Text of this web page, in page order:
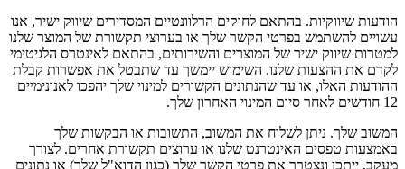
הודעות שיווקיות. בהתאם לחוקים הרלוונטיים המסדירים שיווק ישיר, אנו
עשויים להשתמש בפרטי הקשר שלך או בערוצי תקשורת של המוצר שלנו
למטרות שיווק ישיר של המוצרים והשירותים, בהתאם לאינטרס הלגיטימי
לקדם את ההצעות שלנו. השימוש יימשך עד שתבטל את אפשרות קבלת
ההודעות האלו, או עד שהנתונים הקשורים למינוי שלך יהפכו לאנונימיים
12 חודשים לאחר סיום המינוי האחרון שלך.
המשוב שלך. ניתן לשלוח את המשוב, התשובות או הבקשות שלך
באמצעות טפסים האינטרנט שלנו או ערוצים תקשורת אחרים. לצורך
מעקב, ייתכן ונצטרך את פרטי הקשר שלך (כגון הדוא"ל שלך) או נתונים